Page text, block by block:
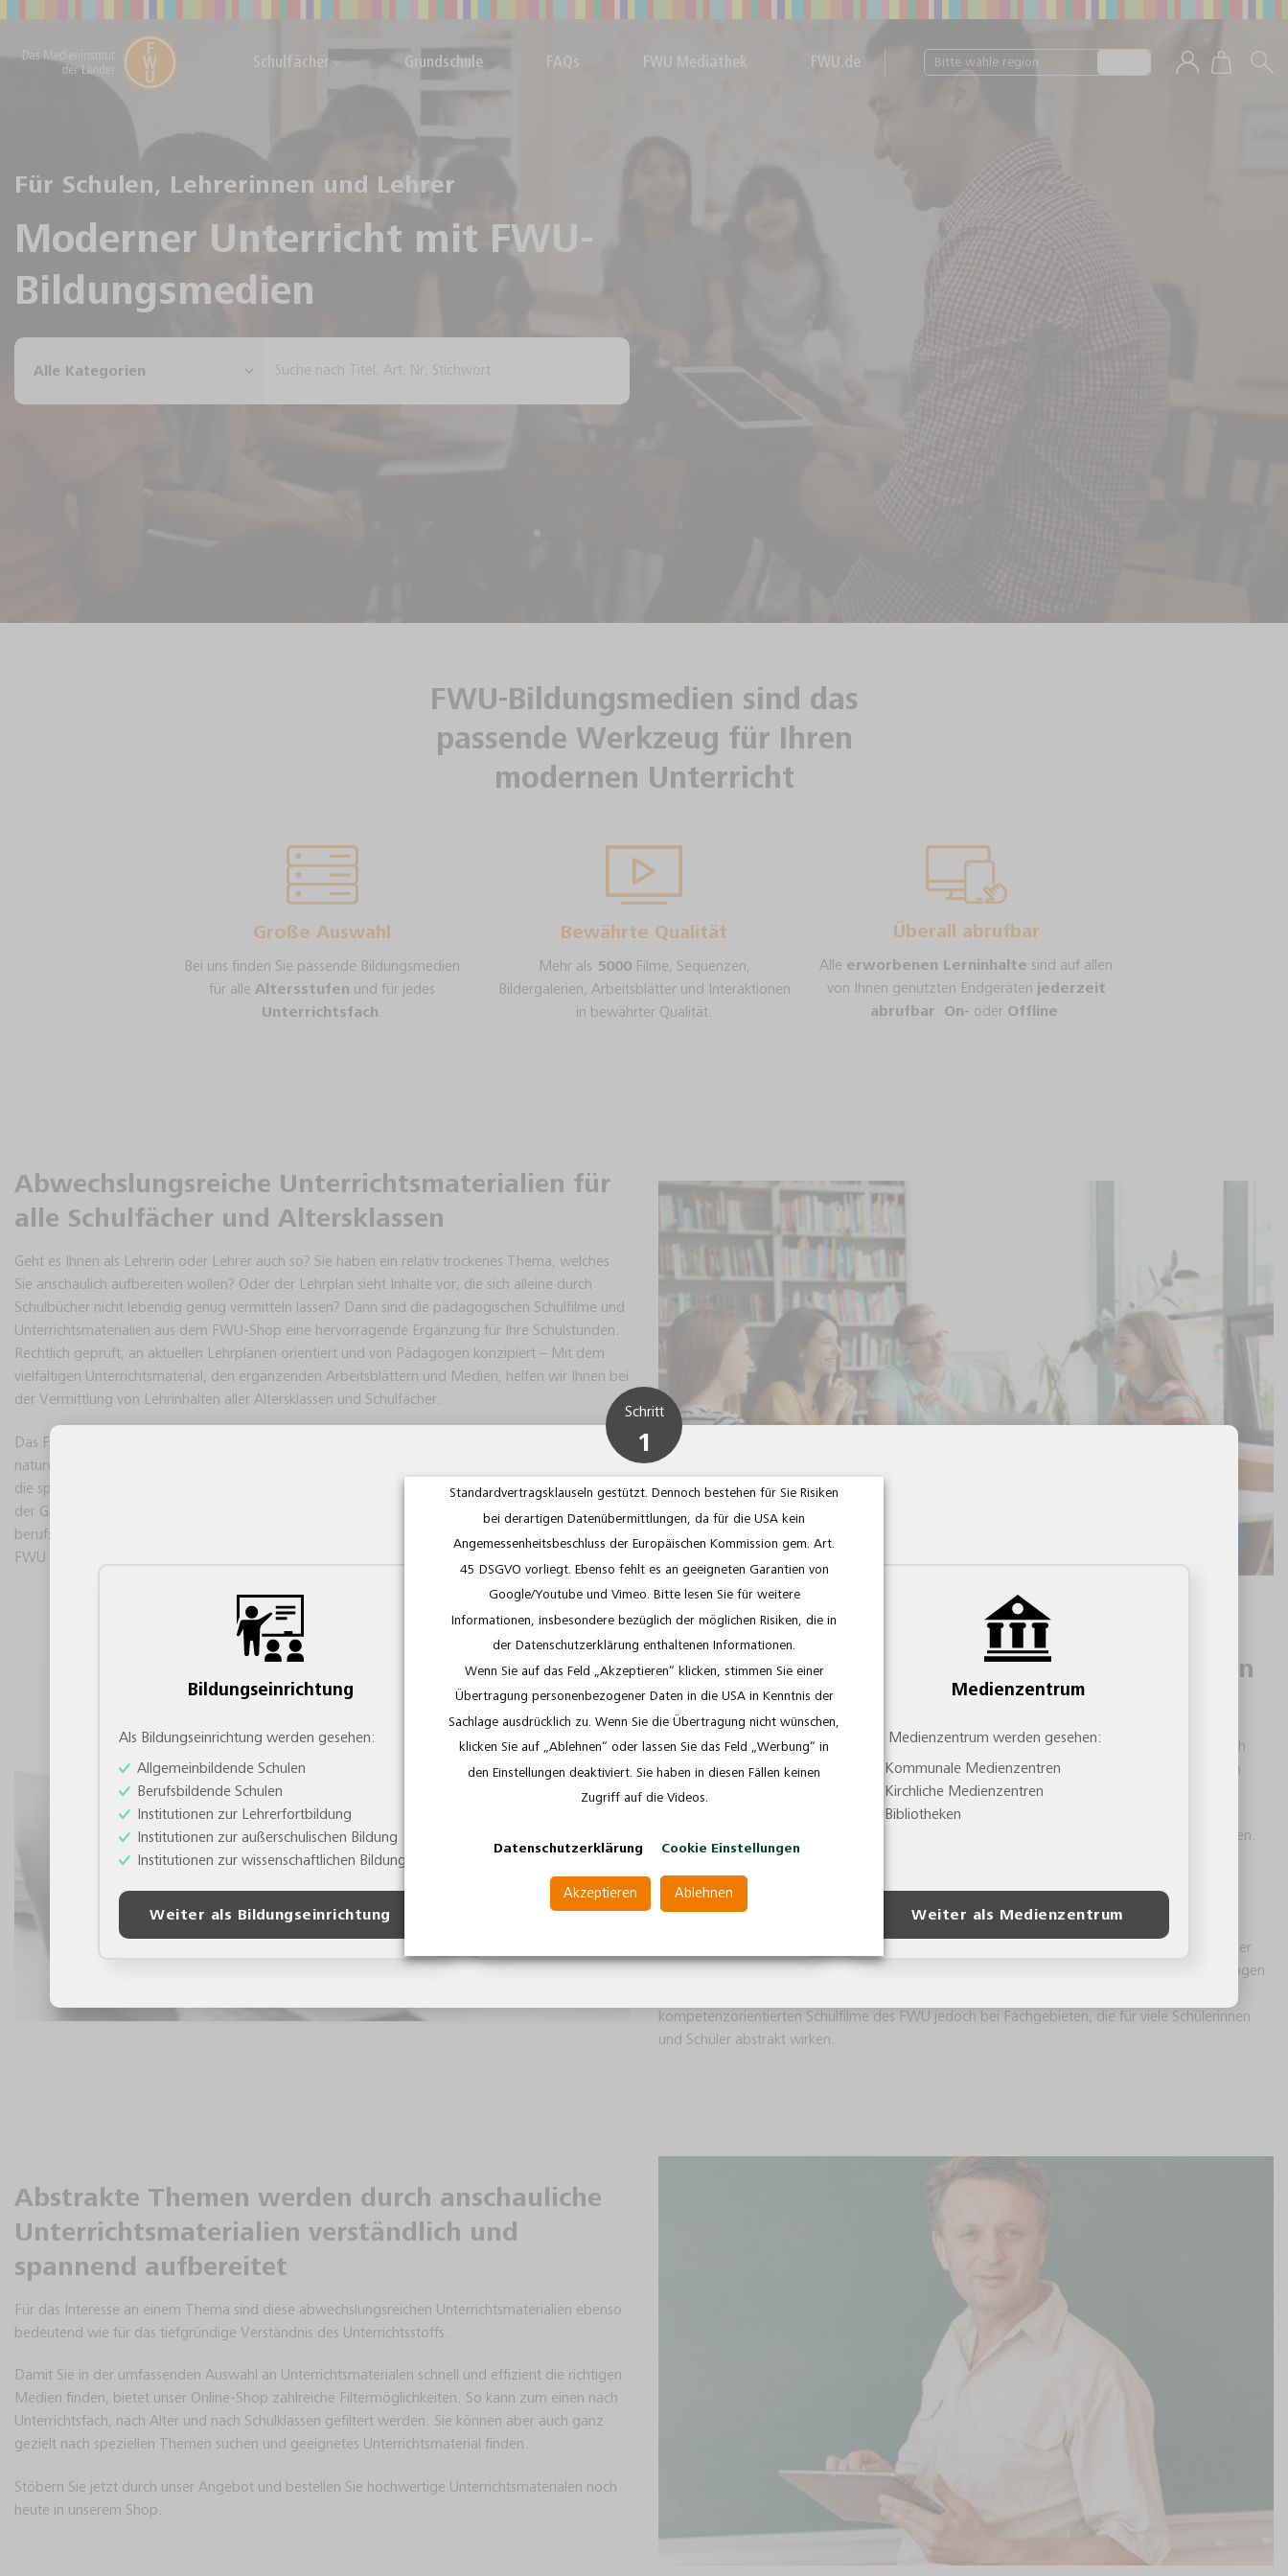
content
Schulfächer Grundschule FAQs FWU Mediathek FWU.de Bitte wähle region
Für Schulen, Lehrerinnen und Lehrer
Moderner Unterricht mit FWU-
Bildungsmedien
nach:
FWU-Bildungsmedien sind das
passende Werkzeug für Ihren
modernen Unterricht
Große Auswahl
Bei uns finden Sie passende Bildungsmedien
für alle Altersstufen und für jedes
Unterrichtsfach.
Bewährte Qualität
Mehr als 5000Filme, Sequenzen,
Bildergalerien, Arbeitsblätter und Interaktionen
in bewährter Qualität.
Überall abrufbar
Alle erworbenen Lerninhalte sind auf allen
von Ihnen genutzten Endgeräten jederzeit
abrufbar
On- oder Offline
Abwechslungsreiche Unterrichtsmaterialien für
alle Schulfächer und Altersklassen
Geht es Ihnen als Lehrerin oder Lehrer auch so? Sie haben ein relativ trockenes Thema, welches
Sie anschaulich aufbereiten wollen? Oder der Lehrplan sieht Inhalte vor, die sich alleine durch
Schulbücher nicht lebendig genug vermitteln lassen? Dann sind die pädagogischen Schulfilme und
Unterrichtsmaterialien aus dem FWU-Shop eine hervorragende Ergänzung für Ihre Schulstunden.
Rechtlich geprüft, an aktuellen Lehrplänen orientiert und von Pädagogen konzipiert – Mit dem
vielfältigen Unterrichtsmaterial, den ergänzenden Arbeitsblättern und Medien, helfen wir Ihnen bei
der Vermittlung von Lehrinhalten aller Altersklassen und Schulfächer.
Das FWU bietet ein breit gefächertes Sortiment mit audiovisuellen Medien für
naturwissenschaftliche, gesellschaftswissenschaftliche und fremdsprachliche Fächer. Dabei werden
die speziellen Bedürfnisse aller Lerntypen berücksichtigt – von den ersten Bildungserfahrungen in
der Grundschule, über die Mittelschule, die Realschule und das Gymnasium bis hin zu den
berufsbildenden Schulen. Sogar für inspirierende Lehrerfortbildungen finden Sie im Portfolio des
FWU Schulfilme und Unterrichtsmaterial.
Spannend, didaktisch und von Pädagogen
erstellt: Schulfilme und Arbeitsblätter für Ihren
Unterricht
Alle Unterrichtsmaterialien wie Lehrfilme, Arbeitsblätter und ergänzende Medien sind rechtlich
geprüft, werden durch professionell konzipierte Arbeitsblätter sowie didaktische Anregungen
ergänzt und orientieren sich an Lehrplänen und Bildungsstandards
Stöbern Sie in unserem Sortiment nach Unterrichtsfilmen, die Sie für Ihre Schulfächer benötigen.
So können Sie Ihre Lehreinheiten noch attraktiver und altersgerechter aufbereiten, damit alle
Schülerinnen und Schüler von Ihren Unterrichtsstunden noch mehr profitieren und Gelerntes
Um das Interesse für ein neues Lehrthema zu wecken, das vermittelte Wissen zu vertiefen oder
die fachübergreifende Relevanz von Lerninhalten zu verdeutlichen, greifen erfahrene Pädagogen
kompetenzorientierten Schulfilme des FWU jedoch bei Fachgebieten, die für viele Schülerinnen
und Schüler abstrakt wirken.
Abstrakte Themen werden durch anschauliche
Unterrichtsmaterialien verständlich und
spannend aufbereitet
Für das Interesse an einem Thema sind diese abwechslungsreichen Unterrichtsmaterialien ebenso
bedeutend wie für das tiefgründige Verständnis des Unterrichtsstoffs.
Damit Sie in der umfassenden Auswahl an Unterrichtsmaterialen schnell und effizient die richtigen
Medien finden, bietet unser Online-Shop zahlreiche Filtermöglichkeiten. So kann zum einen nach
Unterrichtsfach, nach Alter und nach Schulklassen gefiltert werden. Sie können aber auch ganz
gezielt nach speziellen Themen suchen und geeignetes Unterrichtsmaterial finden.
Stöbern Sie jetzt durch unser Angebot und bestellen Sie hochwertige Unterrichtsmaterialen noch
heute in unserem Shop.
Schritt
1
Bitte treffen Sie Ihre Auswahl
Welche Lizenzform benötigen Sie?
Bildungseinrichtung
Als Bildungseinrichtung werden gesehen:
Allgemeinbildende Schulen
Berufsbildende Schulen
Institutionen zur Lehrerfortbildung
Institutionen zur außerschulischen Bildung
Institutionen zur wissenschaftlichen Bildung
Weiter als Bildungseinrichtung
Lehrkraft
Lehrerinnen und Lehrer an Schulen
Dozentinnen und Dozenten an Hochschulen
Weiter als Lehrkraft
Medienzentrum
Als Medienzentrum werden gesehen:
Kommunale Medienzentren
Kirchliche Medienzentren
Bibliotheken
Weiter als Medienzentrum
Daneben verwenden wir Cookies nur mit Ihrer Zustimmung. Sie
können alle Cookies aktivieren, indem Sie auf das Feld „Akzeptieren“
klicken oder individuelle Einstellungen vornehmen.
Besondere Hinweise in Bezug auf die verlinkten Videos auf unseren
Seiten bei Youtube und Vimeo:
Erst wenn Sie einer Nutzung der Videos ausdrücklich zugestimmt
haben, werden die Videos hochgeladen und sind abspielbar. Dabei
werden personenbezogene Daten an diese Anbieter übertragen.
Diese Daten werden im Regelfall an einen Server in den USA gesandt
und dort gespeichert. Im Fall der Übertragung der Daten in die USA
wird die Datenübermittlung zwar auf das Vorliegen von
Standardvertragsklauseln gestützt. Dennoch bestehen für Sie Risiken
bei derartigen Datenübermittlungen, da für die USA kein
Angemessenheitsbeschluss der Europäischen Kommission gem. Art.
45 DSGVO vorliegt. Ebenso fehlt es an geeigneten Garantien von
Google/Youtube und Vimeo. Bitte lesen Sie für weitere
Informationen, insbesondere bezüglich der möglichen Risiken, die in
der Datenschutzerklärung enthaltenen Informationen.
Wenn Sie auf das Feld „Akzeptieren“ klicken, stimmen Sie einer
Übertragung personenbezogener Daten in die USA in Kenntnis der
Sachlage ausdrücklich zu. Wenn Sie die Übertragung nicht wünschen,
klicken Sie auf „Ablehnen“ oder lassen Sie das Feld „Werbung“ in
den Einstellungen deaktiviert. Sie haben in diesen Fällen keinen
Zugriff auf die Videos.
Datenschutzerklärung Cookie Einstellungen
Akzeptieren Ablehnen